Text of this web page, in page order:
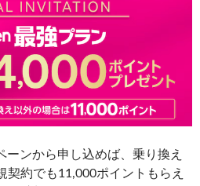
ーンから申し込めば、乗り換え
契約でも11,000ポイントもらえ